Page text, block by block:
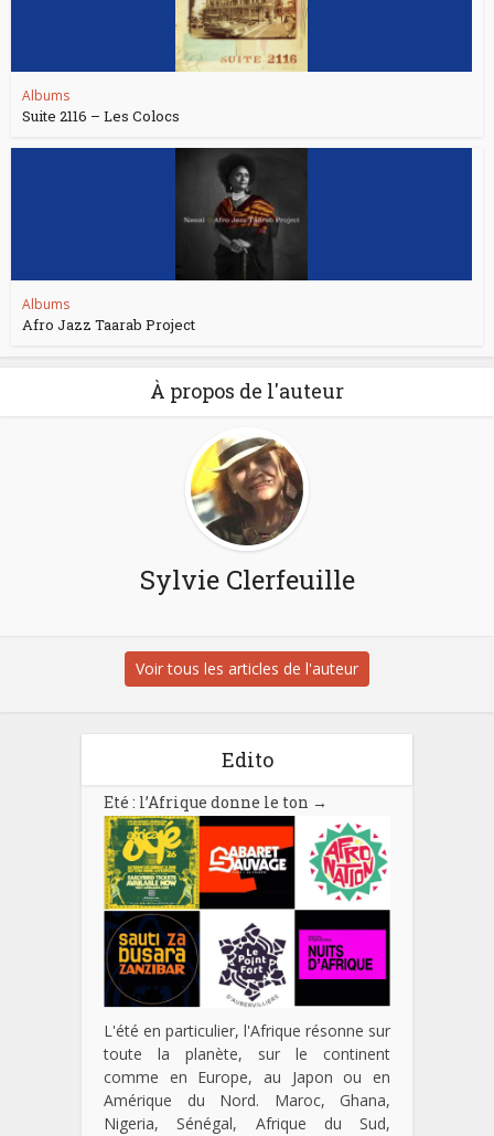
Albums
Suite 2116 – Les Colocs
Albums
Afro Jazz Taarab Project
À propos de l'auteur
Sylvie Clerfeuille
Voir tous les articles de l'auteur
Edito
Eté : l’Afrique donne le ton →
L'été en particulier, l'Afrique résonne sur
toute la planète, sur le continent
comme en Europe, au Japon ou en
Amérique du Nord. Maroc, Ghana,
Nigeria, Sénégal, Afrique du Sud,